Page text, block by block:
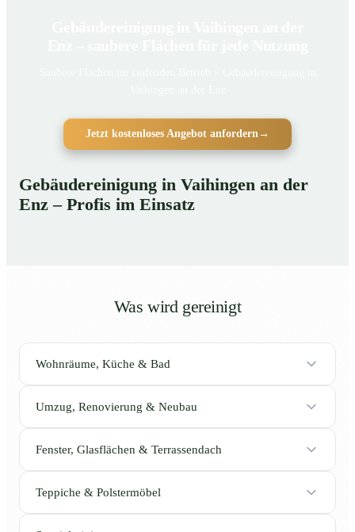
Jetzt kostenloses Angebot anfordern→
Gebäudereinigung in Vaihingen an der
Enz – Profis im Einsatz
Was wird gereinigt
Wohnräume, Küche & Bad
Umzug, Renovierung & Neubau
Fenster, Glasflächen & Terrassendach
Teppiche & Polstermöbel